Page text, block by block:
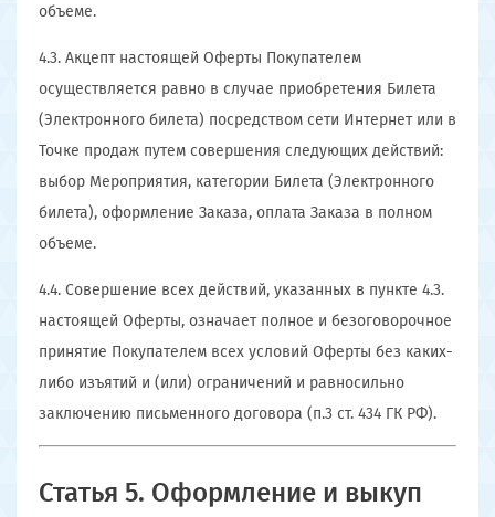
объеме.
4.3. Акцепт настоящей Оферты Покупателем
осуществляется равно в случае приобретения Билета
(Электронного билета) посредством сети Интернет или в
Точке продаж путем совершения следующих действий:
выбор Мероприятия, категории Билета (Электронного
билета), оформление Заказа, оплата Заказа в полном
объеме.
4.4. Совершение всех действий, указанных в пункте 4.3.
настоящей Оферты, означает полное и безоговорочное
принятие Покупателем всех условий Оферты без каких-
либо изъятий и (или) ограничений и равносильно
заключению письменного договора (п.3 ст. 434 ГК РФ).
Статья 5. Оформление и выкуп